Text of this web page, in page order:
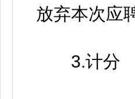
放弃本次应
3.计分